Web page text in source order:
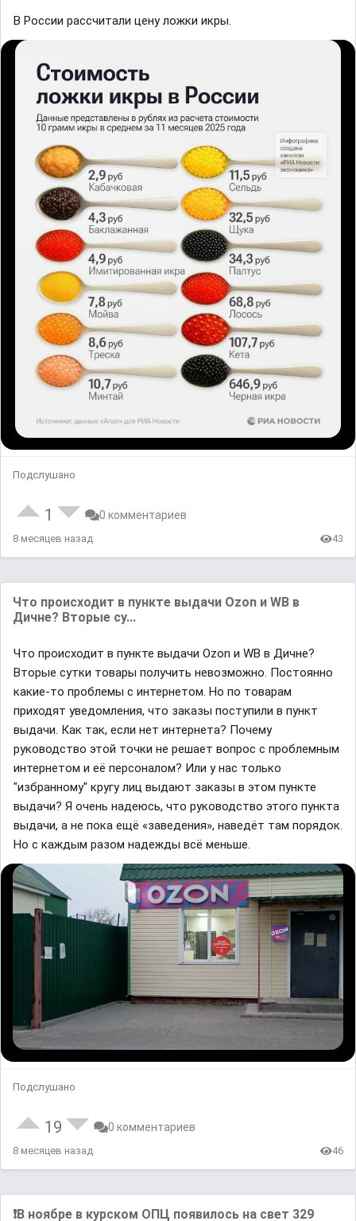
В России рассчитали цену ложки икры.
Подслушано
1 0 комментариев
8 месяцев назад 43
Что происходит в пункте выдачи Ozon и WB в
Дичне? Вторые су...
Что происходит в пункте выдачи Ozon и WB в Дичне?
Вторые сутки товары получить невозможно. Постоянно
какие-то проблемы с интернетом. Но по товарам
приходят уведомления, что заказы поступили в пункт
выдачи. Как так, если нет интернета? Почему
руководство этой точки не решает вопрос с проблемным
интернетом и её персоналом? Или у нас только
"избранному" кругу лиц выдают заказы в этом пункте
выдачи? Я очень надеюсь, что руководство этого пункта
выдачи, а не пока ещё «заведения», наведёт там порядок.
Но с каждым разом надежды всё меньше.
Подслушано
19 0 комментариев
8 месяцев назад 46
❗️В ноябре в курском ОПЦ появилось на свет 329